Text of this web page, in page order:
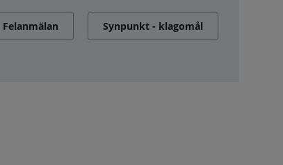
Felanmälan Synpunkt - klagomål